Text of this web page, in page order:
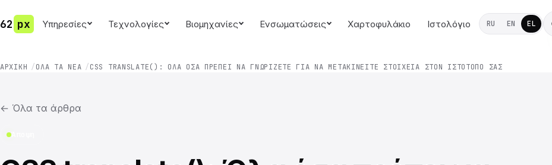
62 px Υπηρεσίες Τεχνολογίες Βιομηχανίες Ενσωματώσεις Χαρτοφυλάκιο Ιστολόγιο RU EN EL
ΑΡΧΙΚΉ ΌΛΑ ΤΑ ΝΈΑ CSS TRANSLATE(): ΌΛΑ ΌΣΑ ΠΡΈΠΕΙ ΝΑ ΓΝΩΡΊΖΕΤΕ ΓΙΑ ΝΑ ΜΕΤΑΚΙΝΕΊΤΕ ΣΤΟΙΧΕΊΑ ΣΤΟΝ ΙΣΤΌΤΟΠΌ ΣΑΣ
← Όλα τα άρθρα